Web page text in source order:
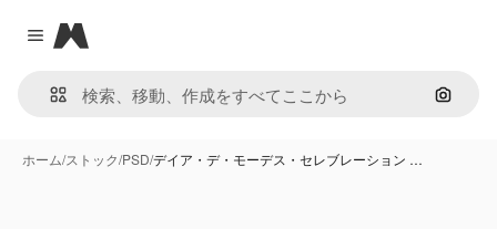
Close menu
Magnific
画像で
ホーム/ストック/PSD/デイア・デ・モーデス・セレブレーション …